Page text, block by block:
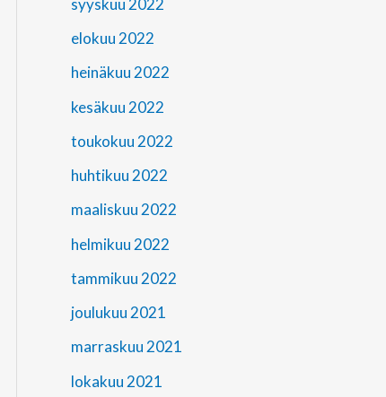
syyskuu 2022
elokuu 2022
heinäkuu 2022
kesäkuu 2022
toukokuu 2022
huhtikuu 2022
maaliskuu 2022
helmikuu 2022
tammikuu 2022
joulukuu 2021
marraskuu 2021
lokakuu 2021